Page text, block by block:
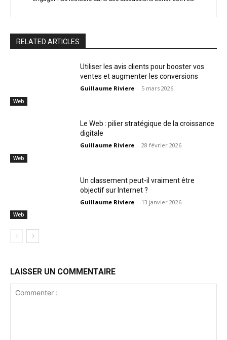
RELATED ARTICLES
Web
Utiliser les avis clients pour booster vos
ventes et augmenter les conversions
Guillaume Riviere - 5 mars 2026
Web
Le Web : pilier stratégique de la croissance
digitale
Guillaume Riviere - 28 février 2026
Web
Un classement peut-il vraiment être
objectif sur Internet ?
Guillaume Riviere - 13 janvier 2026
LAISSER UN COMMENTAIRE